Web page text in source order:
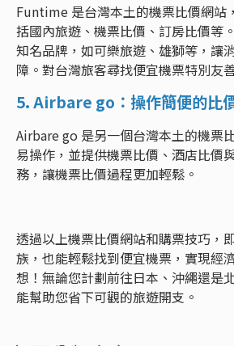
Funtime 是台灣本土的機票比價網站
括國內旅遊、機票比價、訂房比價等
知名品牌，如可樂旅遊、雄獅等，讓
障。對台灣旅客尋找便宜機票特別友
5. Airbare go：操作簡便的比
Airbare go 是另一個台灣本土的機票
易操作，並提供機票比價、酒店比價
務，讓機票比價過程更加輕鬆。
透過以上機票比價網站和購票技巧，
族，也能輕鬆找到便宜機票，實現經
想！無論您計劃前往日本、沖繩還是
能幫助您省下可觀的旅遊開支。